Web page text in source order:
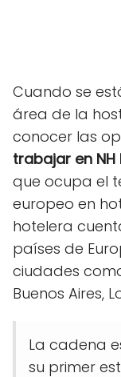
Cuando se
área de la
conocer las
trabajar en NH
que ocupa el
europeo en
hotelera
países de
ciudades
Buenos Aires,
La cadena
su primer